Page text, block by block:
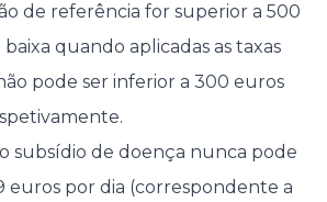
de referência for superior a 500
quando aplicadas as taxas
pode ser inferior a 300 euros
subsídio de doença nunca pode
euros por dia (correspondente a